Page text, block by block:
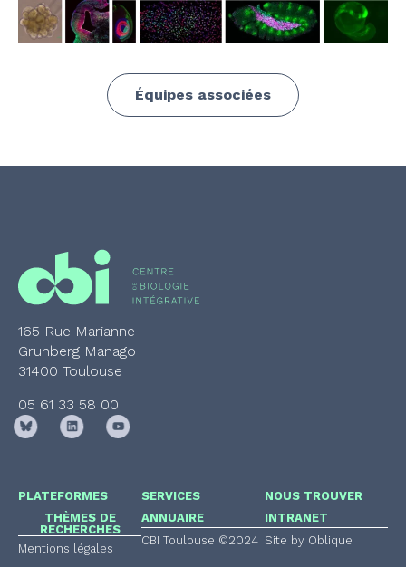
Équipes associées
165 Rue Marianne
Grunberg Manago
31400 Toulouse
05 61 33 58 00
PLATEFORMES
THÈMES DE
RECHERCHES
Mentions légales
SERVICES
ANNUAIRE
CBI Toulouse ©2024
NOUS TROUVER
INTRANET
Site by Oblique